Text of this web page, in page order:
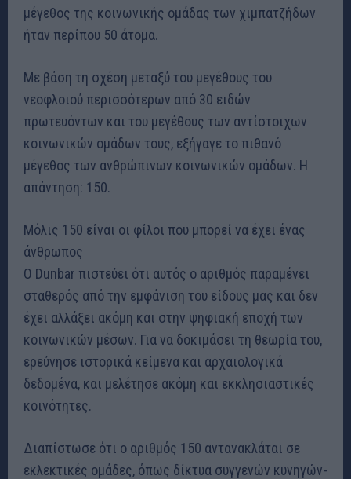
μέγεθος της κοινωνικής ομάδας των χιμπατζήδων
ήταν περίπου 50 άτομα.
Με βάση τη σχέση μεταξύ του μεγέθους του
νεοφλοιού περισσότερων από 30 ειδών
πρωτευόντων και του μεγέθους των αντίστοιχων
κοινωνικών ομάδων τους, εξήγαγε το πιθανό
μέγεθος των ανθρώπινων κοινωνικών ομάδων. Η
απάντηση: 150.
Μόλις 150 είναι οι φίλοι που μπορεί να έχει ένας
άνθρωπος
Ο Dunbar πιστεύει ότι αυτός ο αριθμός παραμένει
σταθερός από την εμφάνιση του είδους μας και δεν
έχει αλλάξει ακόμη και στην ψηφιακή εποχή των
κοινωνικών μέσων. Για να δοκιμάσει τη θεωρία του,
ερεύνησε ιστορικά κείμενα και αρχαιολογικά
δεδομένα, και μελέτησε ακόμη και εκκλησιαστικές
κοινότητες.
Διαπίστωσε ότι ο αριθμός 150 αντανακλάται σε
εκλεκτικές ομάδες, όπως δίκτυα συγγενών κυνηγών-